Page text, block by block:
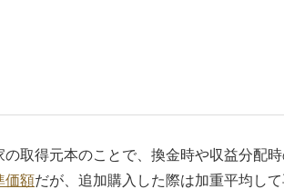
取得元本のことで、換金時や収益分配
価額だが、追加購入した際は加重平均し